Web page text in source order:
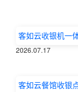
客如云收银机一
2026.07.17
客如云餐馆收银